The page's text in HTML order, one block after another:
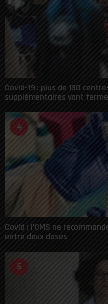
Covid-19 : plus de 130
supplémentaires vont
4
Covid : l’OMS ne
entre deux doses
5